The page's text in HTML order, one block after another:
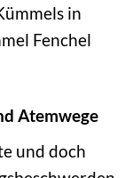
in
Fenchel
Atemwege
und doch